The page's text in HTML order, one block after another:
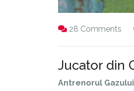
28 Comments
Jucator din
Antrenorul